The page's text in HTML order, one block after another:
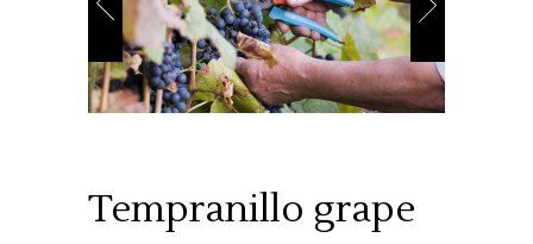
Tempranillo grape